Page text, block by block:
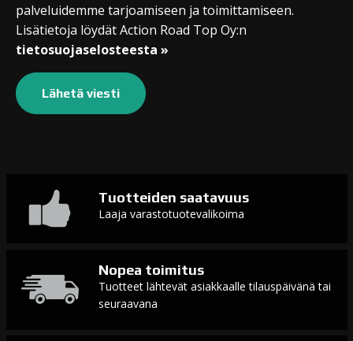
palveluidemme tarjoamiseen ja toimittamiseen.
Lisätietoja löydät Action Road Top Oy:n
tietosuojaselosteesta »
Tuotteiden saatavuus
Laaja varastotuotevalikoima
Nopea toimitus
Tuotteet lähtevät asiakkaalle tilauspäivänä tai
seuraavana